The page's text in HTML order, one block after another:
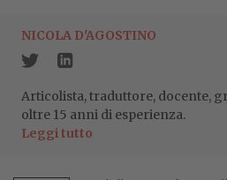
NICOLA D'AGOSTINO
Articolista, traduttore, docente,
oltre 15 anni di esperienza.
Leggi tutto